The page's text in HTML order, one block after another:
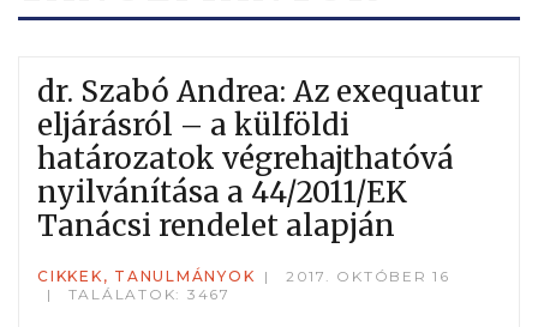
dr. Szabó Andrea: Az exequatur
eljárásról – a külföldi
határozatok végrehajthatóvá
nyilvánítása a 44/2011/EK
Tanácsi rendelet alapján
CIKKEK, TANULMÁNYOK
2017. OKTÓBER 16
TALÁLATOK: 3467